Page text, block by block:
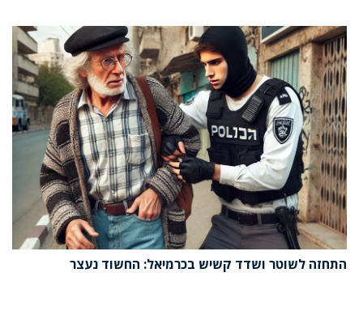
התחזה לשוטר ושדד קשיש בכרמיאל: החשוד נעצר